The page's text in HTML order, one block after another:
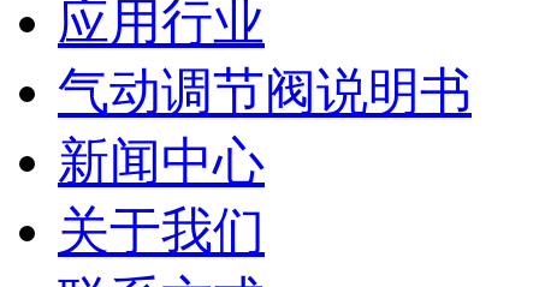
应用行业
气动调节阀说明书
新闻中心
关于我们